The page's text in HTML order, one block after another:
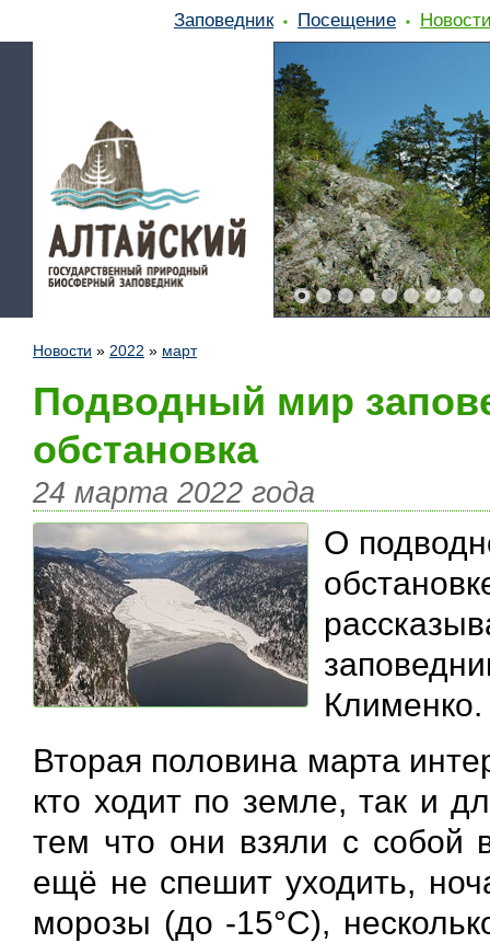
Заповедник Посещение
Новости » 2022 » март
Подводный мир
обстановка
24 марта 2022 года
О
Клименко.
Вторая половина марта
кто ходит по земле, так и
тем что они взяли с собой
ещё не спешит уходить,
морозы (до -15°С),